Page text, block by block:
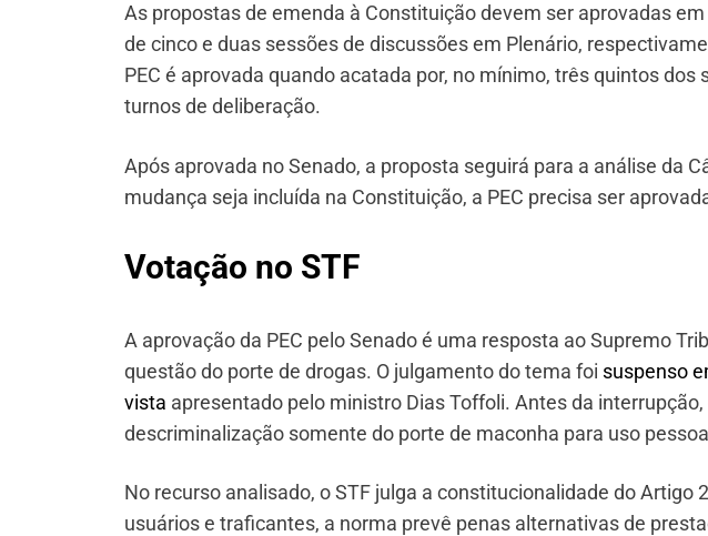
As propostas de emenda à Constituição devem ser aprovadas
de cinco e duas sessões de discussões em Plenário,
PEC é aprovada quando acatada por, no mínimo, três quintos dos
turnos de deliberação.
Após aprovada no Senado, a proposta seguirá para a análise da
mudança seja incluída na Constituição, a PEC precisa ser
Votação no STF
A aprovação da PEC pelo Senado é uma resposta ao Supremo
questão do porte de drogas. O julgamento do tema foi suspenso
vista apresentado pelo ministro Dias Toffoli. Antes da
descriminalização somente do porte de maconha para uso
No recurso analisado, o STF julga a constitucionalidade do Artigo
usuários e traficantes, a norma prevê penas alternativas de